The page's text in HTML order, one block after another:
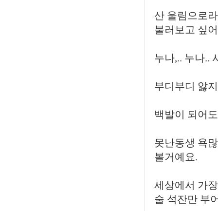
산 울림으로
불러보고 싶
누나,.. 누나..
부디부디 앓
백발이 되어
못난동생 욕
볼거예요.
세상에서 가
술 석잔만 부